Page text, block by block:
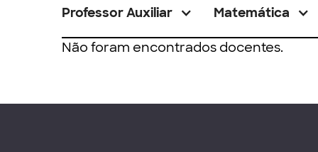
Professor Auxiliar Matemática
Não foram encontrados docentes.